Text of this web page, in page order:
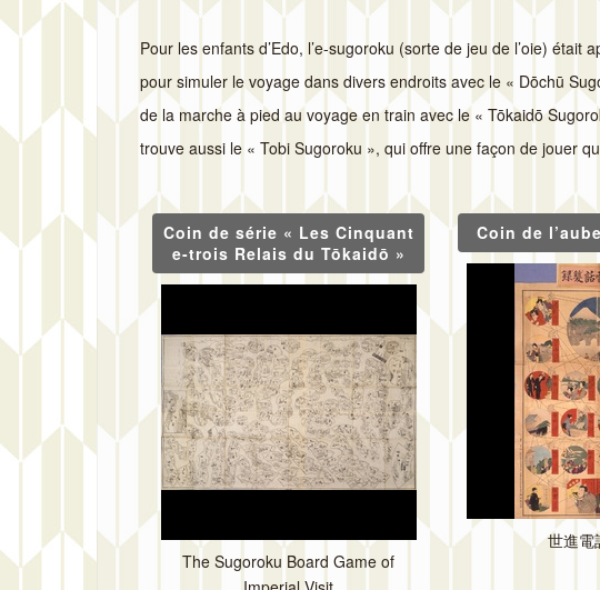
Pour les enfants d’Edo, l’e-sugoroku (sorte de jeu de l’oie)
pour simuler le voyage dans divers endroits avec le « Dōchū
de la marche à pied au voyage en train avec le « Tōkaidō
trouve aussi le « Tobi Sugoroku », qui offre une façon de jouer
Coin de série « Les Cinquant
e-trois Relais du Tōkaidō »
The Sugoroku Board Game of
Coin de
世進電